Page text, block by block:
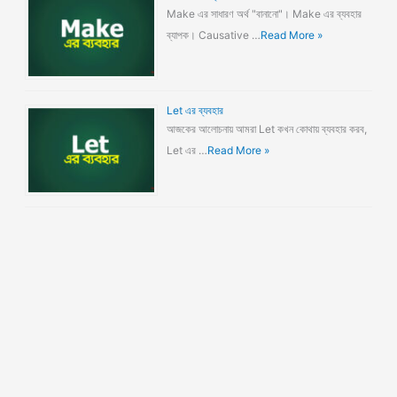
Make এর সাধারণ অর্থ "বানানো"। Make এর ব্যবহার
ব্যাপক। Causative …Read More »
Let এর ব্যবহার
আজকের আলোচনায় আমরা Let কখন কোথায় ব্যবহার করব,
Let এর …Read More »